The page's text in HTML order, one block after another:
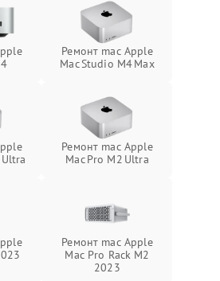
Ремонт mac Apple
Mac Studio M4 Max
Ремонт mac Apple
Mac Pro M2 Ultra
Ремонт mac Apple
Mac Pro Rack M2
2023